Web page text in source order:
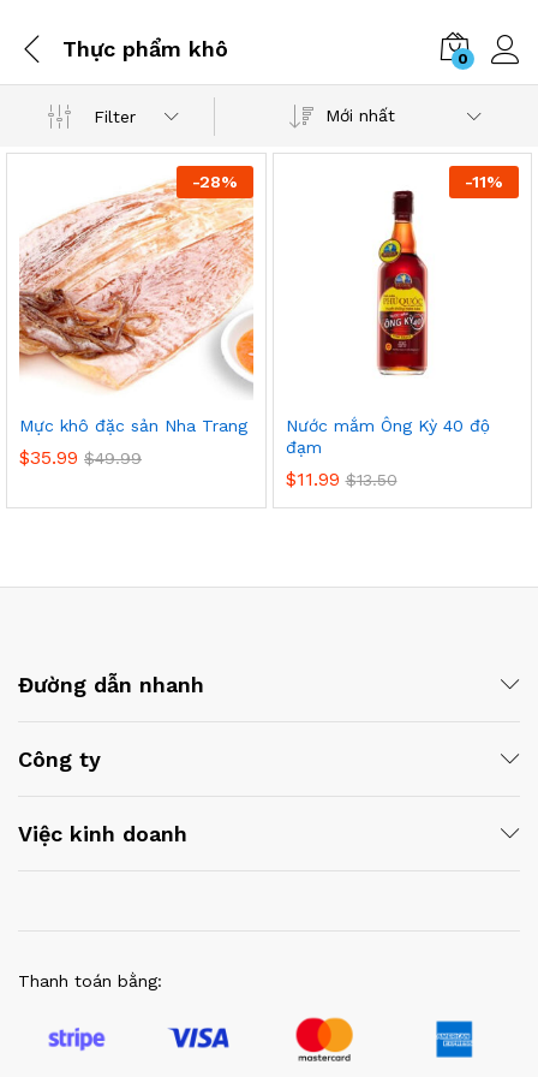
Thực phẩm khô 0
Filter Mới nhất
-28%
Mực khô đặc sản Nha Trang
$35.99 $49.99
-11%
Nước mắm Ông Kỳ 40 độ
đạm
$11.99 $13.50
Đường dẫn nhanh
Công ty
Việc kinh doanh
Thanh toán bằng: